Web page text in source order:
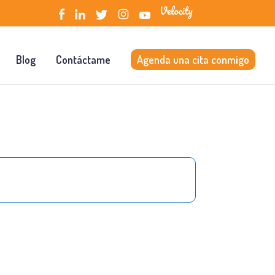
Blog Contáctame Agenda una cita conmigo